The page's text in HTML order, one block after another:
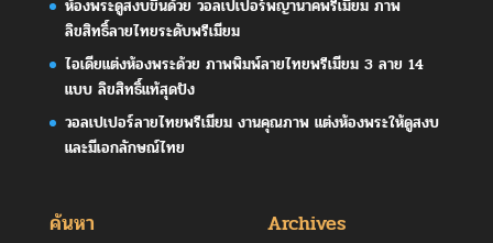
ห้องพระดูสงบขึ้นด้วย วอลเปเปอร์พญานาคพรีเมียม ภาพ
ลิขสิทธิ์ลายไทยระดับพรีเมียม
ไอเดียแต่งห้องพระด้วย ภาพพิมพ์ลายไทยพรีเมียม 3 ลาย 14
แบบ ลิขสิทธิ์แท้สุดปัง
วอลเปเปอร์ลายไทยพรีเมียม งานคุณภาพ แต่งห้องพระให้ดูสงบ
และมีเอกลักษณ์ไทย
ค้นหา Archives